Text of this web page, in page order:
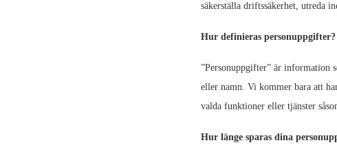
säkerställa driftssäkerhet, utreda
Hur definieras personuppgifter?
”Personuppgifter” är information
eller namn. Vi kommer bara att
valda funktioner eller tjänster
Hur länge sparas dina